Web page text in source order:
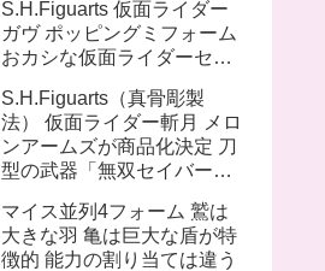
S.H.Figuarts 仮面ライダー
ガヴ ポッピングミフォーム
おカシな仮面ライダーセッ
法） 仮面ライダー1号／本
郷猛（仮面ライダーTHE
FIRST）
S.H.Figuarts（真骨彫製
法） 仮面ライダー斬月 メロ
ンアームズが商品化決定 刀
型の武器「無双セイバー」
「メロンディフェンダー」
が付属
マイス並列4フォーム 鷲は
大きな羽 亀は巨大な盾が特
徴的 能力の割り当ては違う